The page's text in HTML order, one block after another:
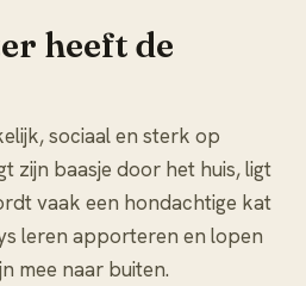
heeft de
sociaal en sterk op
zijn baasje door het huis, ligt
vaak een hondachtige kat
leren apporteren en lopen
mee naar buiten.